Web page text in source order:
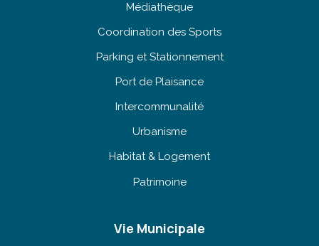
Médiathèque
Coordination des Sports
Parking et Stationnement
Port de Plaisance
Intercommunalité
Urbanisme
Habitat & Logement
Patrimoine
Vie Municipale